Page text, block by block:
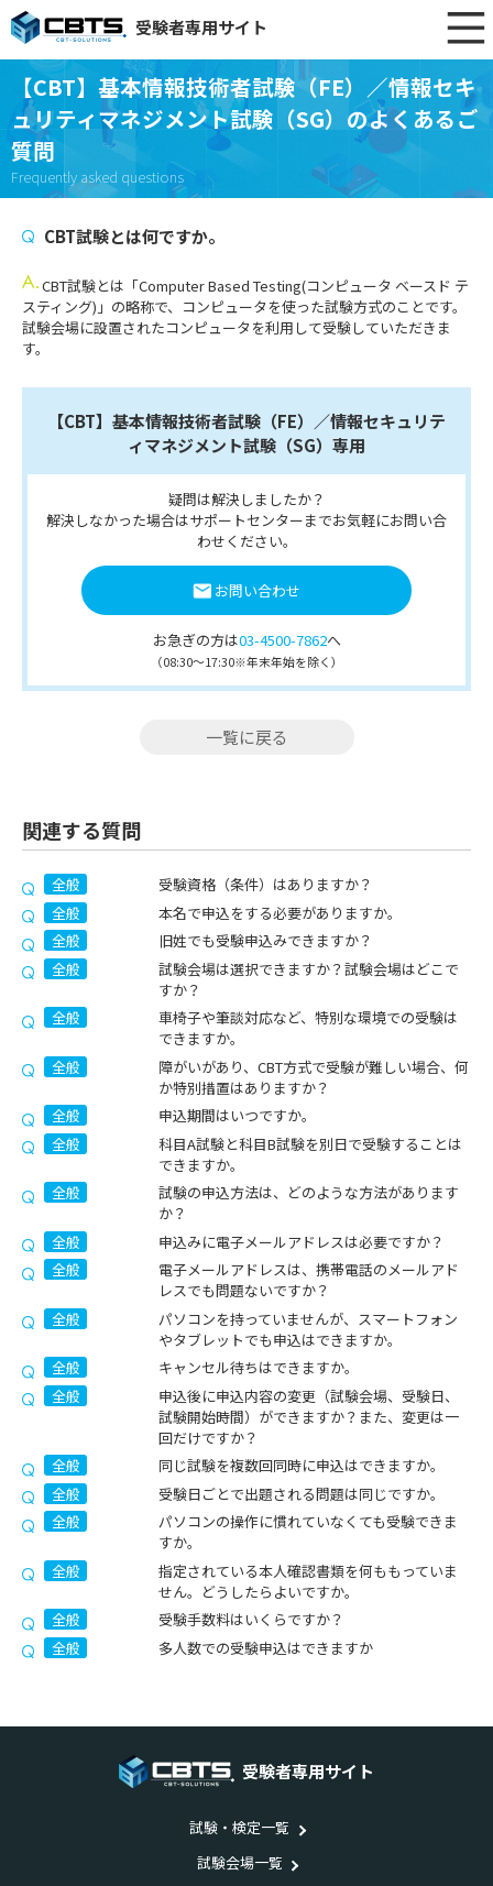
受験者専用サイト
【CBT】基本情報技術者試験（FE）／情報セキ
ュリティマネジメント試験（SG）のよくあるご
質問
Frequently asked questions
CBT試験とは何ですか。
CBT試験とは「Computer Based Testing(コンピュータ ベースド テ
スティング)」の略称で、コンピュータを使った試験方式のことです。
試験会場に設置されたコンピュータを利用して受験していただきま
す。
【CBT】基本情報技術者試験（FE）／情報セキュリテ
ィマネジメント試験（SG）専用
疑問は解決しましたか？
解決しなかった場合はサポートセンターまでお気軽にお問い合
わせください。
お問い合わせ
お急ぎの方は03-4500-7862へ
（08:30～17:30※年末年始を除く）
一覧に戻る
関連する質問
全般
受験資格（条件）はありますか？
全般
本名で申込をする必要がありますか。
全般
旧姓でも受験申込みできますか？
全般
試験会場は選択できますか？試験会場はどこで
すか？
全般
車椅子や筆談対応など、特別な環境での受験は
できますか。
全般
障がいがあり、CBT方式で受験が難しい場合、何
か特別措置はありますか？
全般
申込期間はいつですか。
全般
科目A試験と科目B試験を別日で受験することは
できますか。
全般
試験の申込方法は、どのような方法があります
か？
全般
申込みに電子メールアドレスは必要ですか？
全般
電子メールアドレスは、携帯電話のメールアド
レスでも問題ないですか？
全般
パソコンを持っていませんが、スマートフォン
やタブレットでも申込はできますか。
全般
キャンセル待ちはできますか。
全般
申込後に申込内容の変更（試験会場、受験日、
試験開始時間）ができますか？また、変更は一
回だけですか？
全般
同じ試験を複数回同時に申込はできますか。
全般
受験日ごとで出題される問題は同じですか。
全般
パソコンの操作に慣れていなくても受験できま
すか。
全般
指定されている本人確認書類を何ももっていま
せん。どうしたらよいですか。
全般
受験手数料はいくらですか？
全般
多人数での受験申込はできますか
受験者専用サイト
試験・検定一覧
試験会場一覧